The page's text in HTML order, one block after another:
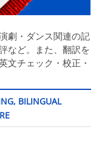
劇・ダンス関連の記
など。また、翻訳を
文チェック・校正・
BILINGUAL